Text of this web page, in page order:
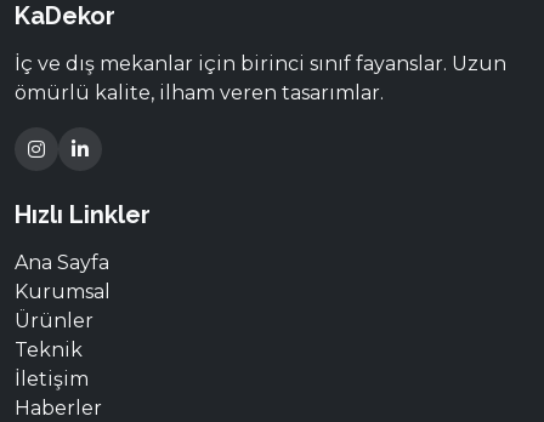
KaDekor
İç ve dış mekanlar için birinci sınıf fayanslar. Uzun
ömürlü kalite, ilham veren tasarımlar.
Hızlı Linkler
Ana Sayfa
Kurumsal
Ürünler
Teknik
İletişim
Haberler